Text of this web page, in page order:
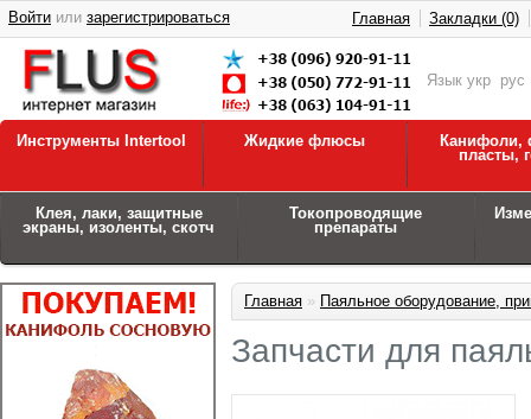
Язык укр рус
Войти или зарегистрироваться Главная Закладки (0)
Инструменты Intertool Жидкие флюсы
Канифоли,
пласты,
Клея, лаки, защитные
экраны, изоленты, скотч
Токопроводящие
препараты
Главная » Паяльное оборудование,
Запчасти для